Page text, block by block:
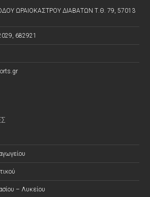
ΩΡΑΙΟΚΑΣΤΡΟΥ ΔΙΑΒΑΤΩΝ Τ.Θ. 79, 57013
682921
– Λυκείου